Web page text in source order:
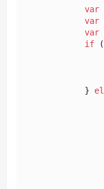
var
var
var
if
            }